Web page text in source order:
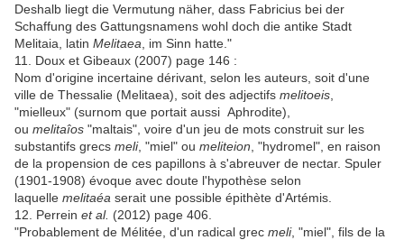
Deshalb liegt die Vermutung näher, dass Fabricius bei der
Schaffung des Gattungsnamens wohl doch die antike Stadt
Melitaia, latin Melitaea , im Sinn hatte."
11. Doux et Gibeaux (2007) page 146 :
Nom d'origine incertaine dérivant, selon les auteurs, soit d'une
ville de Thessalie (Melitaea), soit des adjectifs melitoeis
"mielleux" (surnom que portait aussi Aphrodite),
ou melitaîos "maltais", voire d'un jeu de mots construit sur les
substantifs grecs meli, "miel" ou meliteion , "hydromel", en raison
de la propension de ces papillons à s'abreuver de nectar. Spuler
(1901-1908) évoque avec doute l'hypothèse selon
laquelle melitaéa serait une possible épithète d'Artémis.
12. Perrein et al. (2012) page 406.
"Probablement de Mélitée, d'un radical grec meli, "miel", fils de la